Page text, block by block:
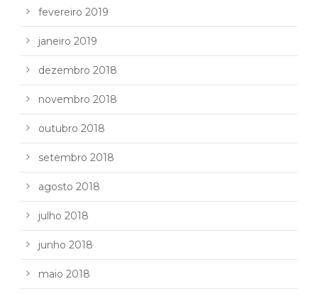
fevereiro 2019
janeiro 2019
dezembro 2018
novembro 2018
outubro 2018
setembro 2018
agosto 2018
julho 2018
junho 2018
maio 2018